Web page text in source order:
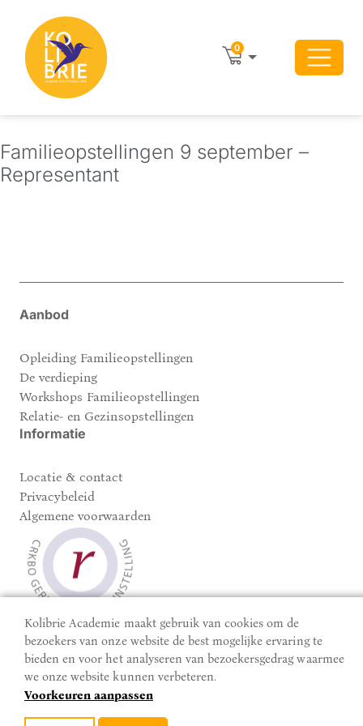
Kolibrie Academie maakt gebruik van cookies om de
bezoekers van onze website de best mogelijke ervaring te
bieden en voor het analyseren van bezoekersgedrag waarmee
we onze website kunnen verbeteren.
Voorkeuren aanpassen
0
Familieopstellingen 9 september –
Representant
Aanbod
Opleiding Familieopstellingen
De verdieping
Workshops Familieopstellingen
Relatie- en Gezinsopstellingen
Informatie
Locatie & contact
Privacybeleid
Algemene voorwaarden
© 2026 Kolibrie Academie